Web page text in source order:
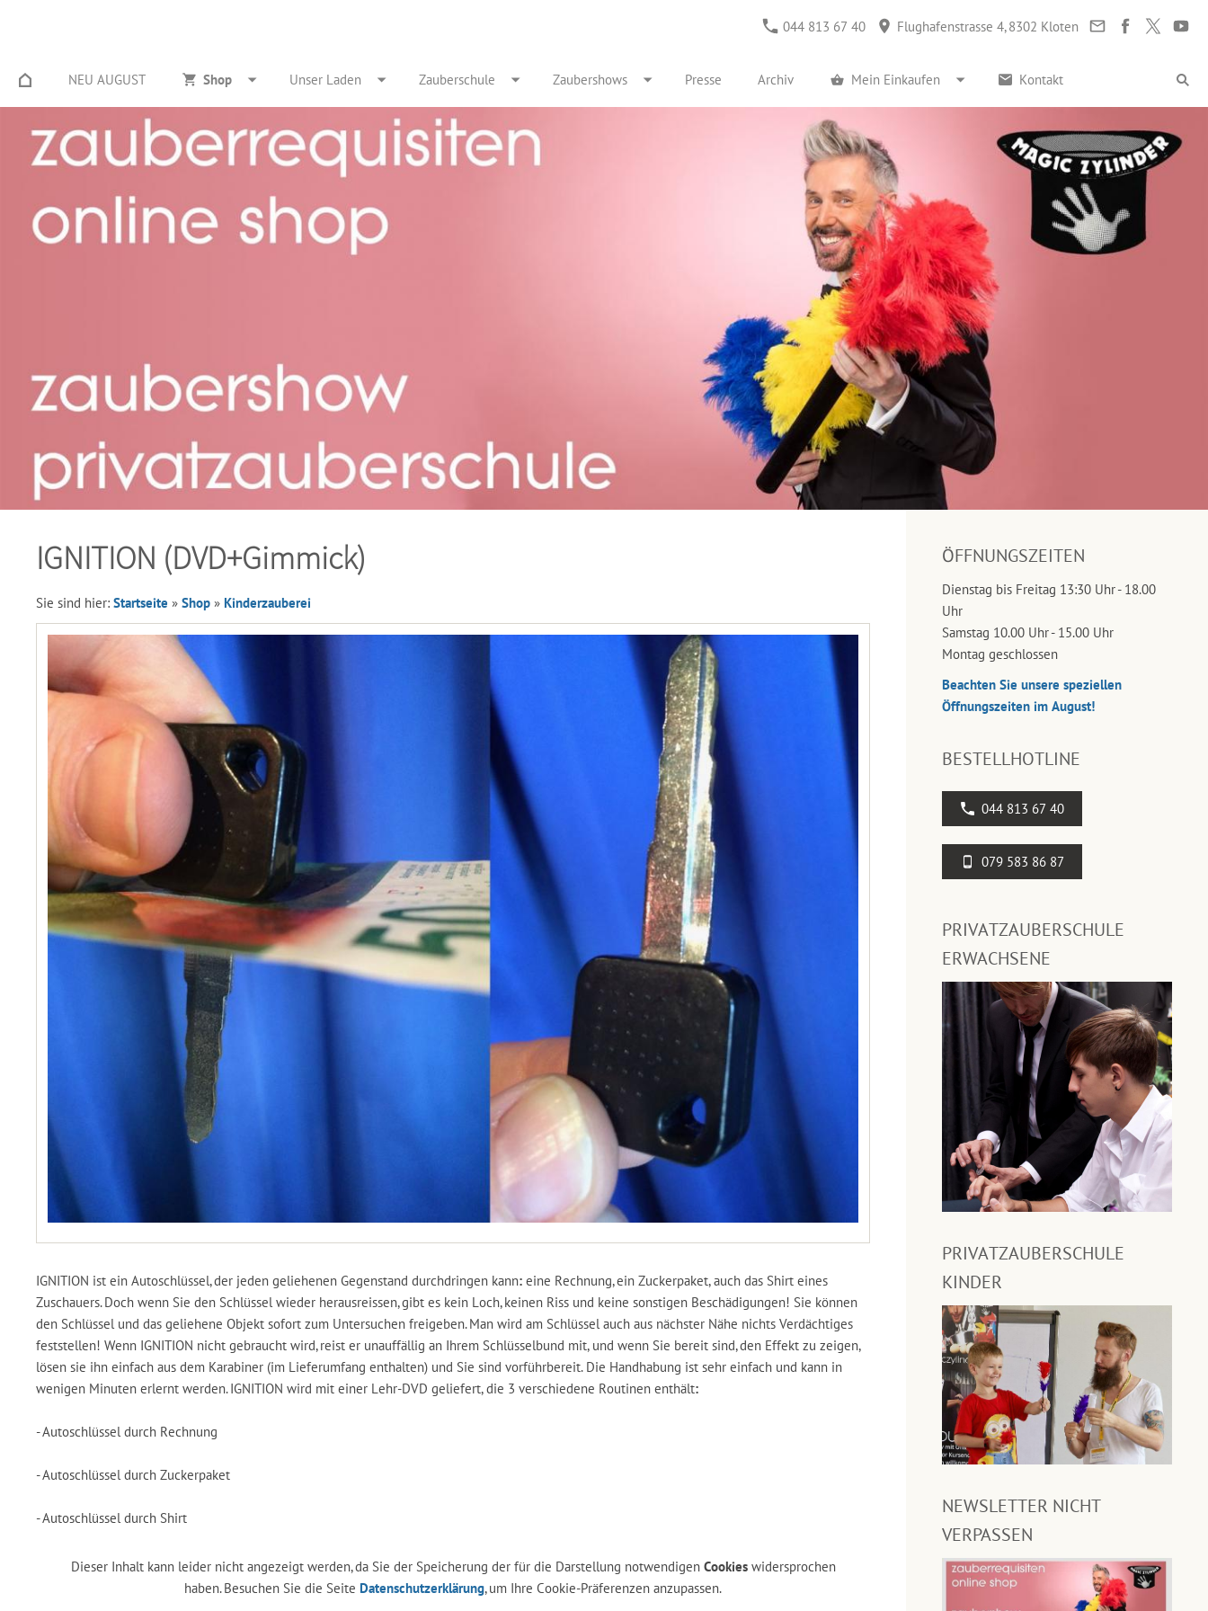
044 813 67 40 Flughafenstrasse 4, 8302 Kloten
NEU AUGUST Shop Unser Laden Zauberschule Zaubershows Presse Archiv Mein Einkaufen Kontakt
IGNITION (DVD+Gimmick)
Sie sind hier: Startseite » Shop » Kinderzauberei
IGNITION ist ein Autoschlüssel, der jeden geliehenen Gegenstand durchdringen kann: eine Rechnung, ein Zuckerpaket, auch das Shirt eines
Zuschauers. Doch wenn Sie den Schlüssel wieder herausreissen, gibt es kein Loch, keinen Riss und keine sonstigen Beschädigungen! Sie können
den Schlüssel und das geliehene Objekt sofort zum Untersuchen freigeben. Man wird am Schlüssel auch aus nächster Nähe nichts Verdächtiges
feststellen! Wenn IGNITION nicht gebraucht wird, reist er unauffällig an Ihrem Schlüsselbund mit, und wenn Sie bereit sind, den Effekt zu zeigen,
lösen sie ihn einfach aus dem Karabiner (im Lieferumfang enthalten) und Sie sind vorführbereit. Die Handhabung ist sehr einfach und kann in
wenigen Minuten erlernt werden. IGNITION wird mit einer Lehr-DVD geliefert, die 3 verschiedene Routinen enthält:
- Autoschlüssel durch Rechnung
- Autoschlüssel durch Zuckerpaket
- Autoschlüssel durch Shirt
Dieser Inhalt kann leider nicht angezeigt werden, da Sie der Speicherung der für die Darstellung notwendigen Cookieswidersprochen
haben. Besuchen Sie die Seite Datenschutzerklärung, um Ihre Cookie-Präferenzen anzupassen.
ÖFFNUNGSZEITEN
Dienstag bis Freitag 13:30 Uhr - 18.00
Uhr
Samstag 10.00 Uhr - 15.00 Uhr
Montag geschlossen
Beachten Sie unsere speziellen
Öffnungszeiten im August!
BESTELLHOTLINE
044 813 67 40
079 583 86 87
PRIVATZAUBERSCHULE
ERWACHSENE
PRIVATZAUBERSCHULE
KINDER
NEWSLETTER NICHT
VERPASSEN